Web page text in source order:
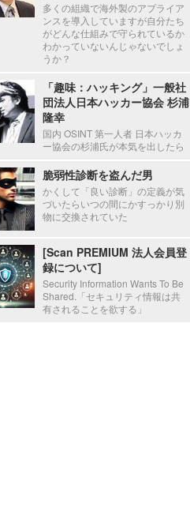
多くの組織で海外製のアプライア
ンスを導入していますが自分たち
がどんな仕組みで守られているか
わかっていないんじゃないでしょ
うか？
「趣味：ハッキング」一般社
団法人日本ハッカー協会 杉浦
隆幸
国内 OSINT 第一人者 日本ハッカ
ー協会の杉浦氏が本気を出したら
脆弱性診断を盗んだ男
かくして「良い診断」の定義が気
づいたらいつの間にかすっかり別
物に交換されていた
[Scan PREMIUM 法人会員登
録について]
Security Information Wants To Be
Shared.「セキュリティ情報は共
有されることを欲する」